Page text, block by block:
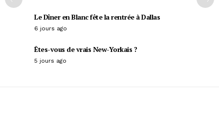
Le Dîner en Blanc fête la rentrée à Dallas
6 jours ago
Êtes-vous de vrais New-Yorkais ?
5 jours ago